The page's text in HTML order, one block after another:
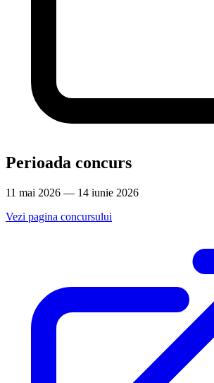
Perioada concurs
11 mai 2026 — 14 iunie 2026
Vezi pagina concursului